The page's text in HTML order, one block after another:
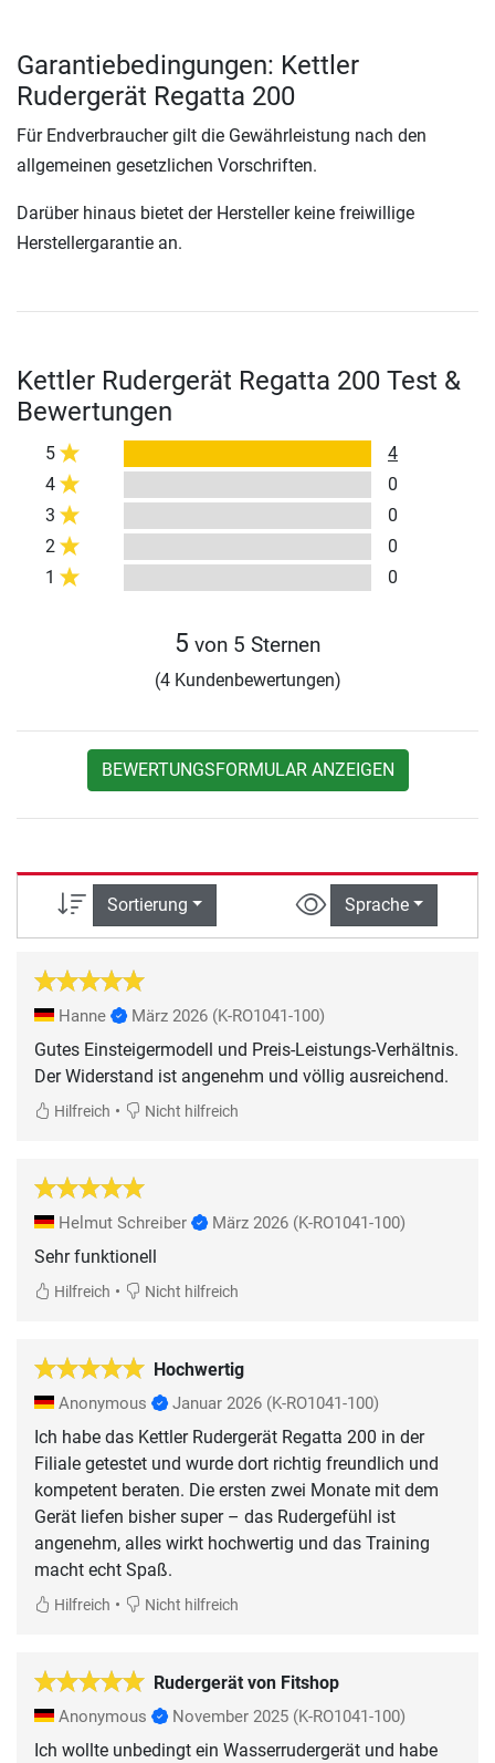
Garantiebedingungen: Kettler
Rudergerät Regatta 200
Für Endverbraucher gilt die Gewährleistung nach den
allgemeinen gesetzlichen Vorschriften.
Darüber hinaus bietet der Hersteller keine freiwillige
Herstellergarantie an.
Kettler Rudergerät Regatta 200 Test &
Bewertungen
5
4
4
0
3
0
2
0
1
0
5 von 5 Sternen
(4 Kundenbewertungen)
BEWERTUNGSFORMULAR ANZEIGEN
Sortierung Sprache
Hanne März 2026 (K-RO1041-100)
Gutes Einsteigermodell und Preis-Leistungs-Verhältnis.
Der Widerstand ist angenehm und völlig ausreichend.
Hilfreich • Nicht hilfreich
Helmut Schreiber März 2026 (K-RO1041-100)
Sehr funktionell
Hilfreich • Nicht hilfreich
Hochwertig
Anonymous Januar 2026 (K-RO1041-100)
Ich habe das Kettler Rudergerät Regatta 200 in der
Filiale getestet und wurde dort richtig freundlich und
kompetent beraten. Die ersten zwei Monate mit dem
Gerät liefen bisher super – das Rudergefühl ist
angenehm, alles wirkt hochwertig und das Training
macht echt Spaß.
Hilfreich • Nicht hilfreich
Rudergerät von Fitshop
Anonymous November 2025 (K-RO1041-100)
Ich wollte unbedingt ein Wasserrudergerät und habe